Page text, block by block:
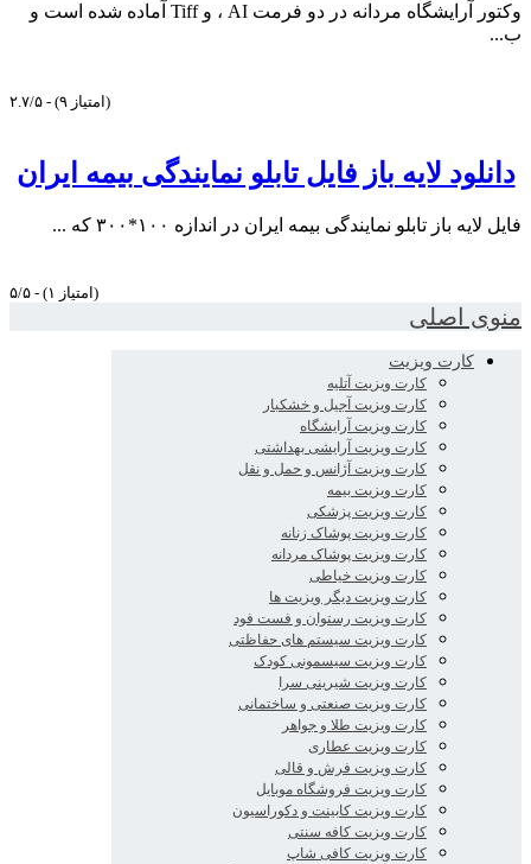
وکتور آرایشگاه مردانه در دو فرمت AI ، و Tiff آماده شده است و
ب...
۲.۷/۵ - (۹ امتیاز)
دانلود لایه باز فایل تابلو نمایندگی بیمه ایران
فایل لایه باز تابلو نمایندگی بیمه ایران در اندازه ۱۰۰*۳۰۰ که ...
۵/۵ - (۱ امتیاز)
منوی اصلی
کارت ویزیت
کارت ویزیت آتلیه
کارت ویزیت آجیل و خشکبار
کارت ویزیت آرایشگاه
کارت ویزیت آرایشی بهداشتی
کارت ویزیت آژانس و حمل و نقل
کارت ویزیت بیمه
کارت ویزیت پزشکی
کارت ویزیت پوشاک زنانه
کارت ویزیت پوشاک مردانه
کارت ویزیت خیاطی
کارت ویزیت دیگر ویزیت ها
کارت ویزیت رستوان و فست فود
کارت ویزیت سیستم های حفاظتی
کارت ویزیت سیسمونی کودک
کارت ویزیت شیرینی سرا
کارت ویزیت صنعتی و ساختمانی
کارت ویزیت طلا و جواهر
کارت ویزیت عطاری
کارت ویزیت فرش و قالی
کارت ویزیت فروشگاه موبایل
کارت ویزیت کابینت و دکوراسیون
کارت ویزیت کافه سنتی
کارت ویزیت کافی شاپ